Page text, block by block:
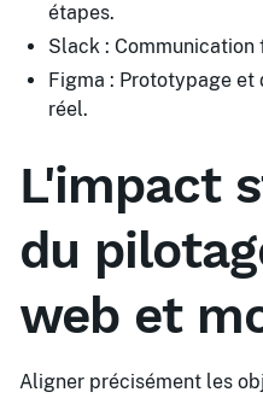
étapes.
Slack :
Figma : Prototypage
réel.
L'impact
du
web et
Aligner précisément les